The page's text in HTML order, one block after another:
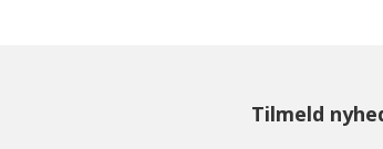
Tilmeld